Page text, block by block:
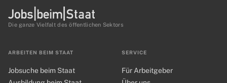
Die ganze Vielfalt des öffentlichen Sektors
ARBEITEN BEIM STAAT
Jobsuche beim Staat
SERVICE
Für Arbeitgeber